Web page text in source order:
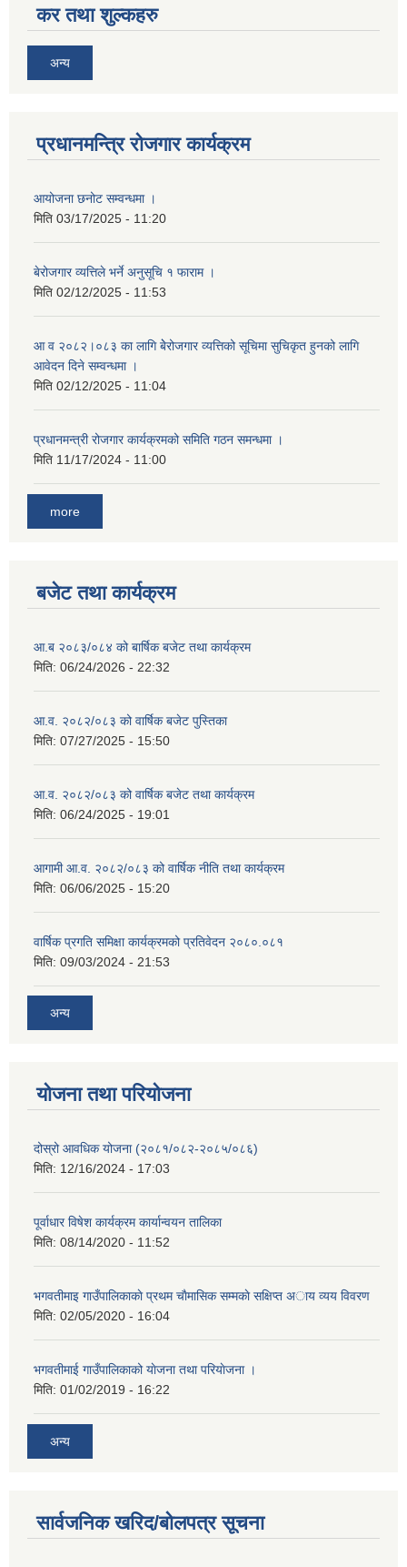
कर तथा शुल्कहरु
अन्य
प्रधानमन्त्रि रोजगार कार्यक्रम
आयोजना छनोट सम्वन्धमा ।
मिति 03/17/2025 - 11:20
बेरोजगार व्यत्तिले भर्ने अनुसूचि १ फाराम ।
मिति 02/12/2025 - 11:53
आ व २०८२।०८३ का लागि बेेरोजगार व्यत्तिको सूचिमा सुचिकृत हुनको लागि
आवेदन दिने सम्वन्धमा ।
मिति 02/12/2025 - 11:04
प्रधानमन्त्री रोजगार कार्यक्रमको समिति गठन समन्धमा ।
मिति 11/17/2024 - 11:00
more
बजेट तथा कार्यक्रम
आ.ब २०८३/०८४ को बार्षिक बजेट तथा कार्यक्रम
मिति: 06/24/2026 - 22:32
आ.व. २०८२/०८३ को वार्षिक बजेट पुस्तिका
मिति: 07/27/2025 - 15:50
आ.व. २०८२/०८३ को वार्षिक बजेट तथा कार्यक्रम
मिति: 06/24/2025 - 19:01
आगामी आ.व. २०८२/०८३ को वार्षिक नीति तथा कार्यक्रम
मिति: 06/06/2025 - 15:20
वार्षिक प्रगति समिक्षा कार्यक्रमको प्रतिवेदन २०८०.०८१
मिति: 09/03/2024 - 21:53
अन्य
योजना तथा परियोजना
दोस्रो आवधिक योजना (२०८१/०८२-२०८५/०८६)
मिति: 12/16/2024 - 17:03
पूर्वाधार विषेश कार्यक्रम कार्यान्वयन तालिका
मिति: 08/14/2020 - 11:52
भगवतीमाइ गाउँपालिकाकाे प्रथम चाैमासिक सम्मकाे सक्षिप्त अाय व्यय विवरण
मिति: 02/05/2020 - 16:04
भगवतीमाई गाउँपालिकाको याेजना तथा परियाेजना ।
मिति: 01/02/2019 - 16:22
अन्य
सार्वजनिक खरिद/बोलपत्र सूचना